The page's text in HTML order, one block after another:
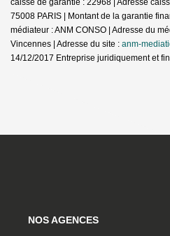
caisse de garantie : 22968 | Adresse
75008 PARIS | Montant de la garantie
médiateur : ANM CONSO | Adresse du
Vincennes | Adresse du site : anm-
14/12/2017 Entreprise juridiquement et
NOS AGENCES